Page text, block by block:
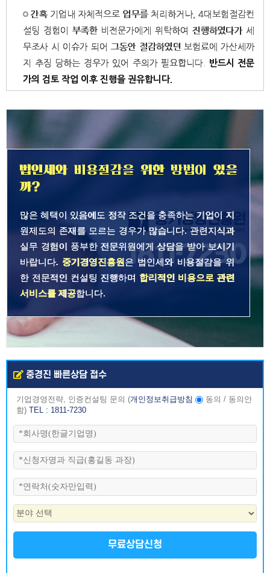
간혹 기업내 자체적으로 업무를 처리하거나, 4대보험절감컨
설팅 경험이 부족한 비전문가에게 위탁하여 진행하였다가 세
무조사 시 이슈가 되어 그동안 절감하였던 보험료에 가산세까
지 추징 당하는 경우가 있어 주의가 필요합니다. 반드시 전문
가의 검토 작업 이후 진행을 권유합니다.
법인세와 비용절감을 위한 방법이 있을
까?
많은 혜택이 있음에도 정작 조건을 충족하는 기업이 지
원제도의 존재를 모르는 경우가 많습니다. 관련지식과
실무 경험이 풍부한 전문위원에게 상담을 받아 보시기
바랍니다. 중기경영진흥원 은 법인세와 비용절감을 위
한 전문적인 컨설팅 진행하며 합리적인 비용으로 관련
서비스를 제공합니다.
중경진 빠른상담 접수
기업경영전략, 인증컨설팅 문의 (개인정보취급방침 동의 / 동의안
함) TEL : 1811-7230
무료상담신청